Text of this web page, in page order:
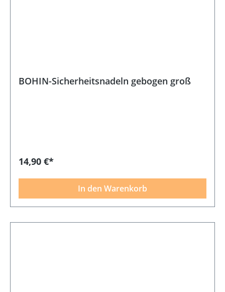
BOHIN-Sicherheitsnadeln gebogen groß
14,90 €*
In den Warenkorb